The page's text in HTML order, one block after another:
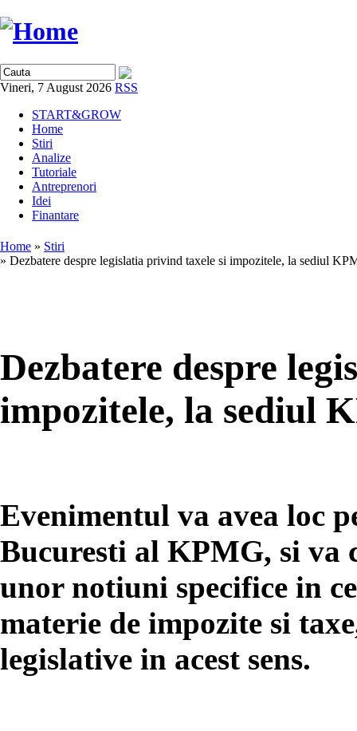
Vineri, 7 August 2026 RSS
START&GROW
Home
Stiri
Analize
Tutoriale
Antreprenori
Idei
Finantare
Home » Stiri
» Dezbatere despre legislatia privind taxele si impozitele, la sediul
Dezbatere despre
impozitele, la sediul
Evenimentul va avea loc
Bucuresti al KPMG, si va
unor notiuni specifice in
materie de impozite si
legislative in acest sens.